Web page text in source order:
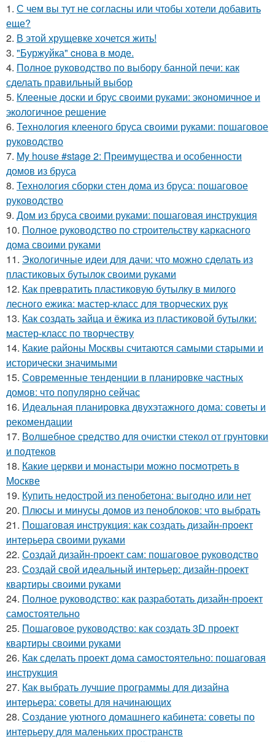
1. С чем вы тут не согласны или чтобы хотели добавить
еще?
2. В этой хрущевке хочется жить!
3. "Буржуйка" cнова в моде.
4. Полное руководство по выбору банной печи: как
сделать правильный выбор
5. Клееные доски и брус своими руками: экономичное и
экологичное решение
6. Технология клееного бруса своими руками: пошаговое
руководство
7. My house #stage 2: Преимущества и особенности
домов из бруса
8. Технология сборки стен дома из бруса: пошаговое
руководство
9. Дом из бруса своими руками: пошаговая инструкция
10. Полное руководство по строительству каркасного
дома своими руками
11. Экологичные идеи для дачи: что можно сделать из
пластиковых бутылок своими руками
12. Как превратить пластиковую бутылку в милого
лесного ежика: мастер-класс для творческих рук
13. Как создать зайца и ёжика из пластиковой бутылки:
мастер-класс по творчеству
14. Какие районы Москвы считаются самыми старыми и
исторически значимыми
15. Современные тенденции в планировке частных
домов: что популярно сейчас
16. Идеальная планировка двухэтажного дома: советы и
рекомендации
17. Волшебное средство для очистки стекол от грунтовки
и подтеков
18. Какие церкви и монастыри можно посмотреть в
Москве
19. Купить недострой из пенобетона: выгодно или нет
20. Плюсы и минусы домов из пеноблоков: что выбрать
21. Пошаговая инструкция: как создать дизайн-проект
интерьера своими руками
22. Создай дизайн-проект сам: пошаговое руководство
23. Создай свой идеальный интерьер: дизайн-проект
квартиры своими руками
24. Полное руководство: как разработать дизайн-проект
самостоятельно
25. Пошаговое руководство: как создать 3D проект
квартиры своими руками
26. Как сделать проект дома самостоятельно: пошаговая
инструкция
27. Как выбрать лучшие программы для дизайна
интерьера: советы для начинающих
28. Создание уютного домашнего кабинета: советы по
интерьеру для маленьких пространств